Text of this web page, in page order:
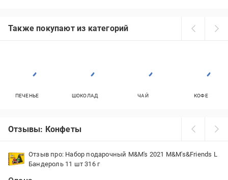
Также покупают из категорий
ПЕЧЕНЬЕ ШОКОЛАД ЧАЙ КОФЕ
Отзывы: Конфеты
Отзыв про: Набор подарочный M&M's 2021 M&M's&Friends L
Бандероль 11 шт 316 г